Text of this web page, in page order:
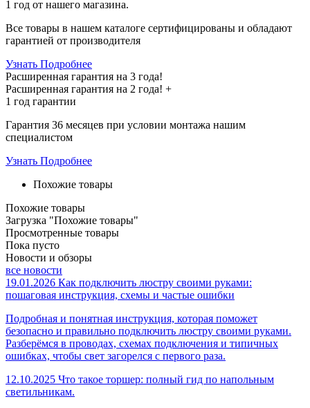
1 год от нашего магазина.
Все товары в нашем каталоге сертифицированы и обладают
гарантией от производителя
Узнать Подробнее
Расширенная гарантия на 3 года!
Расширенная гарантия на 2 года! +
1 год гарантии
Гарантия 36 месяцев при условии монтажа нашим
специалистом
Узнать Подробнее
Похожие товары
Похожие товары
Загрузка "Похожие товары"
Просмотренные товары
Пока пусто
Новости и обзоры
все новости
19.01.2026 Как подключить люстру своими руками:
пошаговая инструкция, схемы и частые ошибки
Подробная и понятная инструкция, которая поможет
безопасно и правильно подключить люстру своими руками.
Разберёмся в проводах, схемах подключения и типичных
ошибках, чтобы свет загорелся с первого раза.
12.10.2025 Что такое торшер: полный гид по напольным
светильникам.